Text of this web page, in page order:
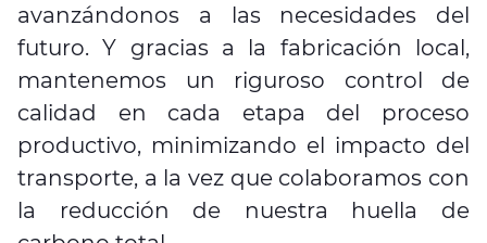
avanzándonos a las necesidades del
futuro. Y gracias a la fabricación local,
mantenemos un riguroso control de
calidad en cada etapa del proceso
productivo, minimizando el impacto del
transporte, a la vez que colaboramos con
la reducción de nuestra huella de